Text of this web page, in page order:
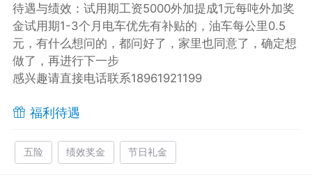
待遇与绩效：试用期工资5000外加提成1元每吨外加奖
金试用期1-3个月电车优先有补贴的，油车每公里0.5
元，有什么想问的，都问好了，家里也同意了，确定想
做了，再进行下一步
感兴趣请直接电话联系18961921199
福利待遇
五险 绩效奖金 节日礼金